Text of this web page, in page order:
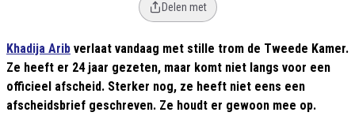
Delen met
Khadija Arib verlaat vandaag met stille trom de Tweede Kamer.
Ze heeft er 24 jaar gezeten, maar komt niet langs voor een
officieel afscheid. Sterker nog, ze heeft niet eens een
afscheidsbrief geschreven. Ze houdt er gewoon mee op.